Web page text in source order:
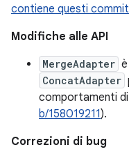
contiene questi
Modifiche alle API
MergeAdapter
ConcatAdapter
comportamenti
b/158019211).
Correzioni di bug